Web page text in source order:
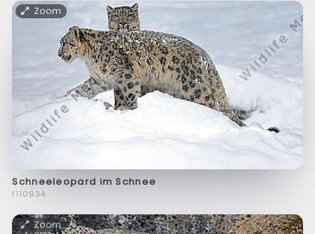
Zoom
Schneeleopard im Schnee
f110934
Zoom